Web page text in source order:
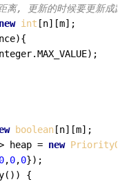
离, 更新的时候要更新成路
new int [n][m];
boolean [n][m];
heap = new
0,0,0});
{